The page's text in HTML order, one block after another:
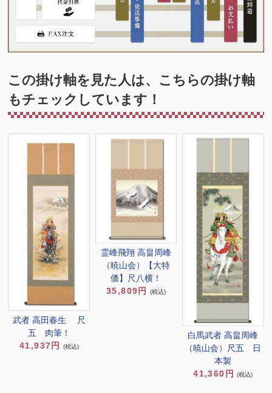
この掛け軸を見た人は、こちらの掛け軸
もチェックしています！
武者 高田春生 尺
五 肉筆！
41,937円
(税込)
霊峰飛翔 高畠周峰
（暁山会）【大特
価】尺八横！
35,809円
(税込)
白馬武者 高畠周峰
（暁山会）尺五 日
本製
41,360円
(税込)